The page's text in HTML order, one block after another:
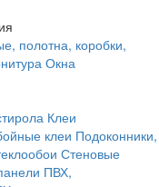
полотна, коробки,
Окна
Клеи
клеи Подоконники,
Стеновые
ПВХ,